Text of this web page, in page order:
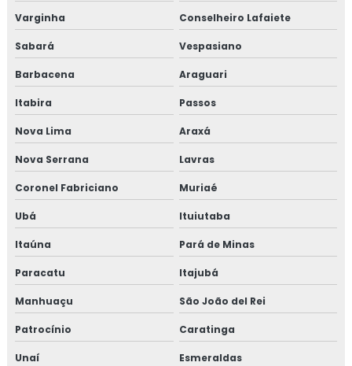
Isolamento térmico para funilaria industrial
Isolamento térmico para galpão
Isolamento térmico para galpão de armazenagem
Isolamento térmico para galpão industrial
Isolamento térmico para indústria
Isolamento térmico para navios
Isolamento térmico para onshore
Isolamento térmico para refinaria
Isolamento térmico para refinaria de petróleo
Isolamento térmico para reservatórios
Varginha Conselheiro Lafaiete
Sabará Vespasiano
Barbacena Araguari
Itabira Passos
Nova Lima Araxá
Nova Serrana Lavras
Coronel Fabriciano Muriaé
Ubá Ituiutaba
Itaúna Pará de Minas
Paracatu Itajubá
Manhuaçu São João del Rei
Patrocínio Caratinga
Unaí Esmeraldas